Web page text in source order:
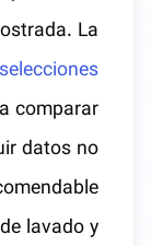
La
comparar
datos no
lavado y